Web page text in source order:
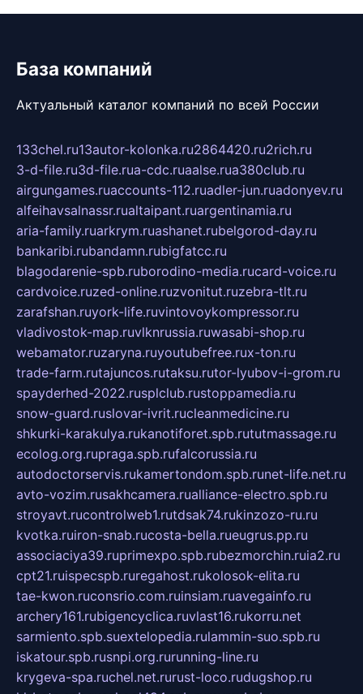
База компаний
Актуальный каталог компаний по всей России
133chel.ru13autor-kolonka.ru2864420.ru2rich.ru
3-d-file.ru3d-file.rua-cdc.ruaalse.rua380club.ru
airgungames.ruaccounts-112.ruadler-jun.ruadonyev.ru
alfeihavsalnassr.rualtaipant.ruargentinamia.ru
aria-family.ruarkrym.ruashanet.rubelgorod-day.ru
bankaribi.rubandamn.rubigfatcc.ru
blagodarenie-spb.ruborodino-media.rucard-voice.ru
cardvoice.ruzed-online.ruzvonitut.ruzebra-tlt.ru
zarafshan.ruyork-life.ruvintovoykompressor.ru
vladivostok-map.ruvlknrussia.ruwasabi-shop.ru
webamator.ruzaryna.ruyoutubefree.rux-ton.ru
trade-farm.rutajuncos.rutaksu.rutor-lyubov-i-grom.ru
spayderhed-2022.rusplclub.rustoppamedia.ru
snow-guard.ruslovar-ivrit.rucleanmedicine.ru
shkurki-karakulya.rukanotiforet.spb.rututmassage.ru
ecolog.org.rupraga.spb.rufalcorussia.ru
autodoctorservis.rukamertondom.spb.runet-life.net.ru
avto-vozim.rusakhcamera.rualliance-electro.spb.ru
stroyavt.rucontrolweb1.rutdsak74.rukinzozo-ru.ru
kvotka.ruiron-snab.rucosta-bella.rueugrus.pp.ru
associaciya39.ruprimexpo.spb.rubezmorchin.ruia2.ru
cpt21.ruispecspb.ruregahost.rukolosok-elita.ru
tae-kwon.ruconsrio.com.ruinsiam.ruavegainfo.ru
archery161.rubigencyclica.ruvlast16.rukorru.net
sarmiento.spb.suextelopedia.rulammin-suo.spb.ru
iskatour.spb.rusnpi.org.rurunning-line.ru
krygeva-spa.ruchel.net.rurust-loco.rudugshop.ru